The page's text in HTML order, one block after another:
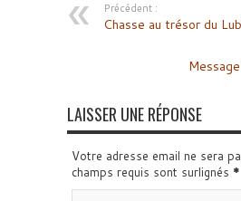
Précédent :
Chasse au trésor du
LAISSER UNE RÉPONSE
Votre adresse email ne sera
champs requis sont surlignés *